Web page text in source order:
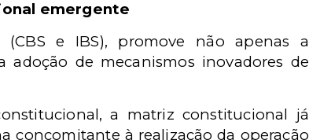
emergente
e IBS), promove não apenas a
de mecanismos inovadores de
a matriz constitucional já
concomitante à realização da operação